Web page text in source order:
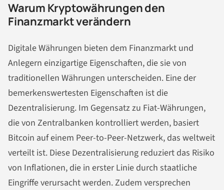
Warum Kryptowährungen den
Finanzmarkt verändern
Digitale Währungen bieten dem Finanzmarkt und
Anlegern einzigartige Eigenschaften, die sie von
traditionellen Währungen unterscheiden. Eine der
bemerkenswertesten Eigenschaften ist die
Dezentralisierung. Im Gegensatz zu Fiat-Währungen,
die von Zentralbanken kontrolliert werden, basiert
Bitcoin auf einem Peer-to-Peer-Netzwerk, das weltweit
verteilt ist. Diese Dezentralisierung reduziert das Risiko
von Inflationen, die in erster Linie durch staatliche
Eingriffe verursacht werden. Zudem versprechen